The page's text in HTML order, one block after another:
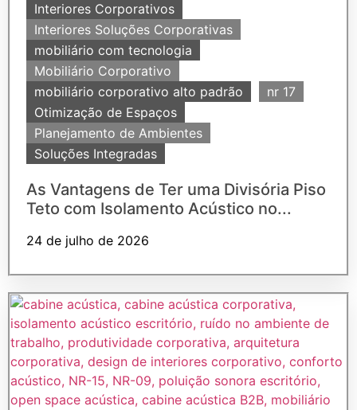
Interiores Corporativos
Interiores Soluções Corporativas
mobiliário com tecnologia
Mobiliário Corporativo
mobiliário corporativo alto padrão
nr 17
Otimização de Espaços
Planejamento de Ambientes
Soluções Integradas
As Vantagens de Ter uma Divisória Piso
Teto com Isolamento Acústico no...
24 de julho de 2026